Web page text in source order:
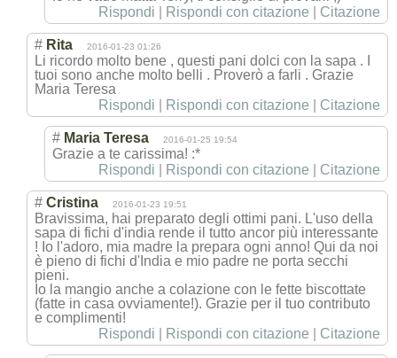
Rispondi
Rispondi con citazione Citazione
# Rita 2016-01-23 01:26
Li ricordo molto bene , questi pani dolci con la sapa . I
tuoi sono anche molto belli . Proverò a farli . Grazie
Maria Teresa
Rispondi
Rispondi con citazione Citazione
# Maria Teresa 2016-01-25 19:54
Grazie a te carissima! :*
Rispondi
Rispondi con citazione Citazione
# Cristina 2016-01-23 19:51
Bravissima, hai preparato degli ottimi pani. L'uso della
sapa di fichi d'india rende il tutto ancor più interessante
! Io l'adoro, mia madre la prepara ogni anno! Qui da noi
è pieno di fichi d'India e mio padre ne porta secchi
pieni.
Io la mangio anche a colazione con le fette biscottate
(fatte in casa ovviamente!). Grazie per il tuo contributo
e complimenti!
Rispondi
Rispondi con citazione Citazione